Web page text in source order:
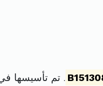
. تم تأسيسها في 24 نوفمبر 2021 برأس مال